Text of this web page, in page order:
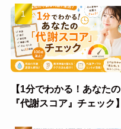
【1分でわかる！あなたの
『代謝スコア』チェック】